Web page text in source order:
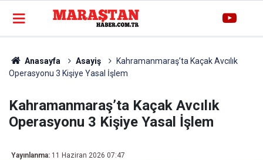
Anasayfa Asayiş
Kahramanmaraş’ta Kaçak Avcılık
Operasyonu 3 Kişiye Yasal İşlem
Kahramanmaraş’ta Kaçak Avcılık
Operasyonu 3 Kişiye Yasal İşlem
Yayınlanma: 11 Haziran 2026 07:47